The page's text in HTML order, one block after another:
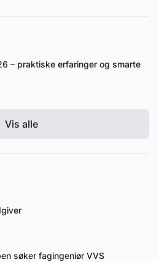
– praktiske erfaringer og smarte
Vis alle
søker fagingeniør VVS